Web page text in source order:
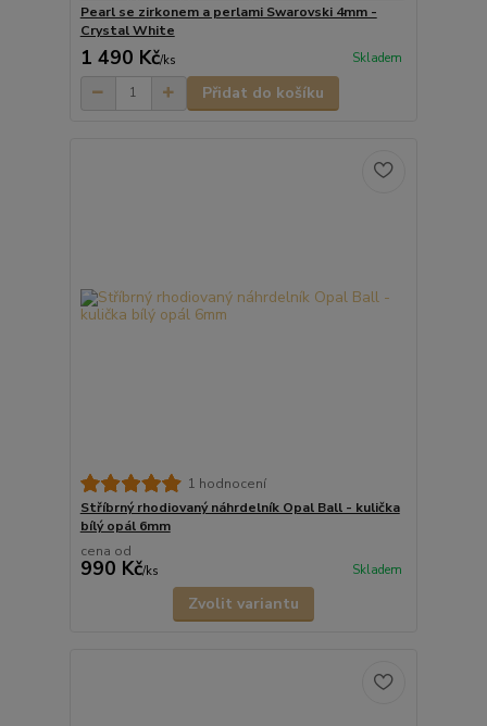
Pearl se zirkonem a perlami Swarovski 4mm -
Crystal White
1 490 Kč/ks Skladem
Přidat do košíku
1 hodnocení
Stříbrný rhodiovaný náhrdelník Opal Ball - kulička
bílý opál 6mm
cena od
990 Kč/ks Skladem
Zvolit variantu